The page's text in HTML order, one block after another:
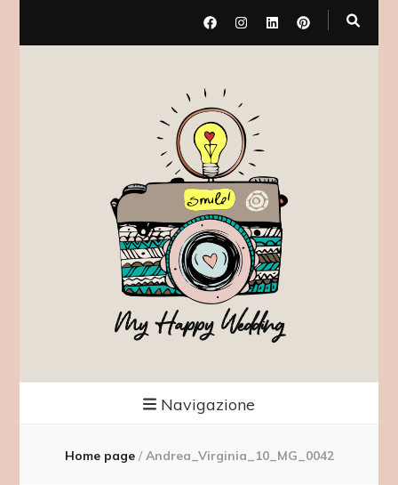
My Happy Wedding
Navigazione
Home page / Andrea_Virginia_10_MG_0042